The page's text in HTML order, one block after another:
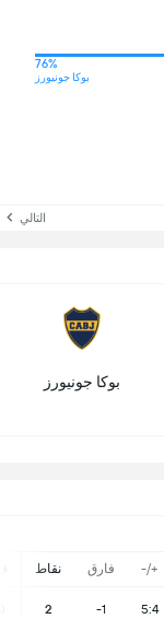
+/- فارق نقاط
5:4
-1
2
76%
بوكا جونيورز
التالي
بوكا جونيورز